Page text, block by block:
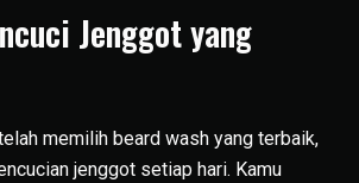
Jenggot yang
memilih beard wash yang terbaik,
jenggot setiap hari. Kamu